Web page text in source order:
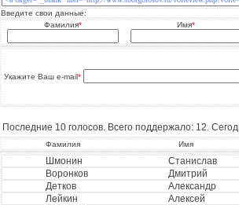
Введите свои данные:
Фамилия* Имя*
Укажите Ваш e-mail*
Последние 10 голосов. Всего поддержало: 12.
Фамилия Имя
Шмонин
Станислав
Воронков
Дмитрий
Детков
Александр
Лейкин
Алексей